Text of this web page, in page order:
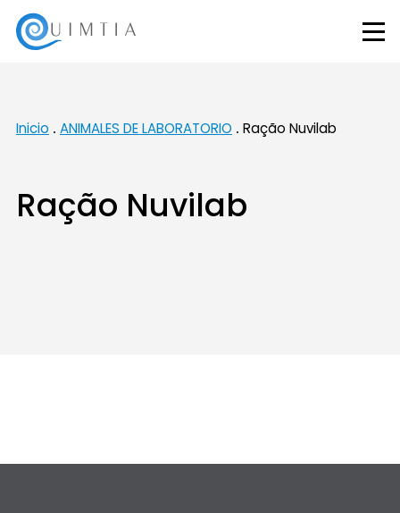
Inicio ANIMALES DE LABORATORIO Ração Nuvilab
Ração Nuvilab